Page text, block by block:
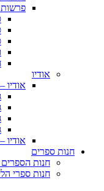
פרשות
אודיו
אודיו
אודיו
חנות ספרים
חנות הספרים
חנות ספרי